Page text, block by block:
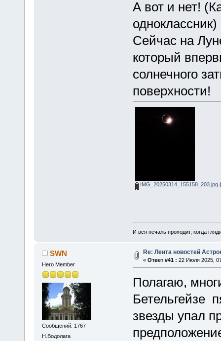
А вот и нет!
Сейчас на
который
солнечного
поверхности!
IMG_20250314_155158_203.jpg
И вся печаль проходит, когда
SWN
Hero Member
Сообщений: 1767
Н.Водолага
Re: Лента новостей
« Ответ #41 : 22 Июля 2025,
Полагаю,
Бетельгейзе
звезды упал